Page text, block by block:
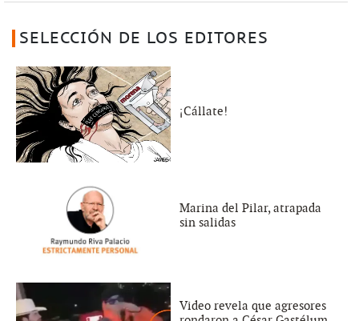
SELECCIÓN DE LOS EDITORES
¡Cállate!
Marina del Pilar, atrapada
sin salidas
Video revela que agresores